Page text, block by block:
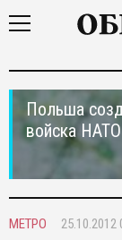
Польша
войска
МЕТРО 25.10.2012